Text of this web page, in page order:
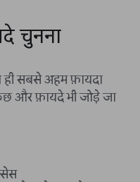
चुनना
ही सबसे अहम फ़ायदा
और फ़ायदे भी जोड़े जा